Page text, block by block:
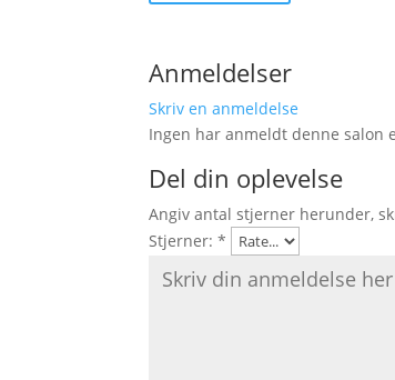
Anmeldelser
Skriv en anmeldelse
Ingen har anmeldt denne
Del din oplevelse
Angiv antal stjerner herunder,
Stjerner:*